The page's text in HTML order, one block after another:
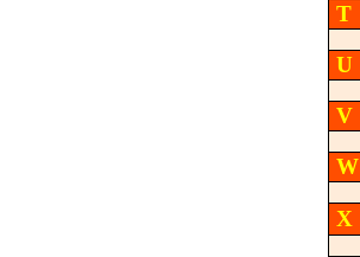
T
U
V
W
X